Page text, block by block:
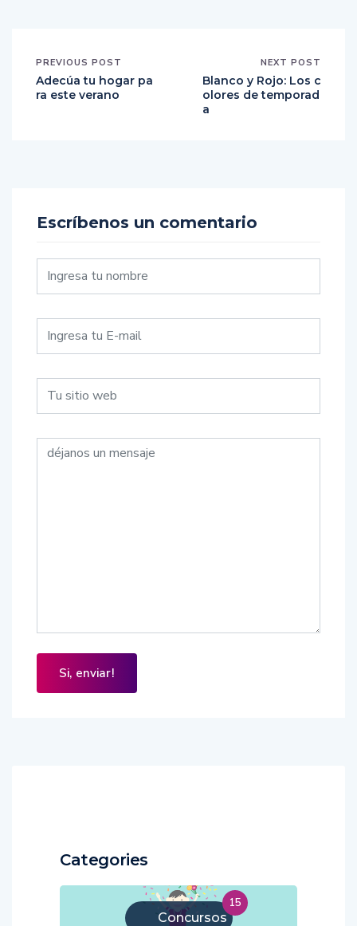
PREVIOUS POST
Adecúa tu hogar pa
ra este verano
NEXT POST
Blanco y Rojo: Los c
olores de temporad
a
Escríbenos un comentario
Categories
Concursos
15